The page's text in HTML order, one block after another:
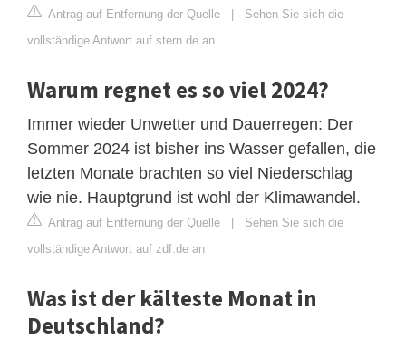
Antrag auf Entfernung der Quelle | Sehen Sie sich die
vollständige Antwort auf stern.de an
Warum regnet es so viel 2024?
Immer wieder Unwetter und Dauerregen: Der
Sommer 2024 ist bisher ins Wasser gefallen, die
letzten Monate brachten so viel Niederschlag
wie nie. Hauptgrund ist wohl der Klimawandel.
Antrag auf Entfernung der Quelle | Sehen Sie sich die
vollständige Antwort auf zdf.de an
Was ist der kälteste Monat in
Deutschland?